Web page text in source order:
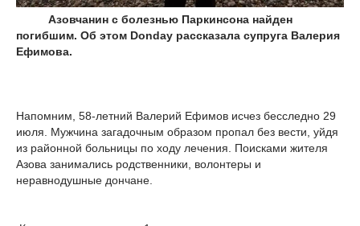
Азовчанин с болезнью Паркинсона найден
погибшим. Об этом Donday рассказала супруга Валерия
Ефимова.
Напомним, 58-летний Валерий Ефимов исчез бесследно 29
июля. Мужчина загадочным образом пропал без вести, уйдя
из районной больницы по ходу лечения. Поисками жителя
Азова занимались родственники, волонтеры и
неравнодушные дончане.